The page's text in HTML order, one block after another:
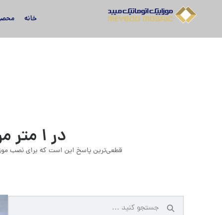
خانه
در ۱ متر مربع موزاییک چقدر سیمان مصرف می شود؟
قطعی‌ترین پاسخ این است که برای نصب موزاییک در